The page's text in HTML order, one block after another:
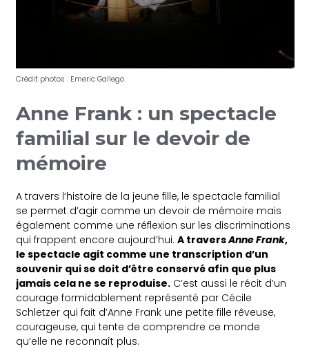
Crédit photos : Emeric Gallego
Anne Frank : un spectacle
familial sur le devoir de
mémoire
A travers l’histoire de la jeune fille, le spectacle familial
se permet d’agir comme un devoir de mémoire mais
également comme une réflexion sur les discriminations
qui frappent encore aujourd’hui.A traversAnne Frank,
le spectacle agit comme une transcription d’un
souvenir qui se doit d’être conservé afin que plus
jamais cela ne se reproduise. C’est aussi le récit d’un
courage formidablement représenté par Cécile
Schletzer qui fait d’Anne Frank une petite fille rêveuse,
courageuse, qui tente de comprendre ce monde
qu’elle ne reconnaît plus.